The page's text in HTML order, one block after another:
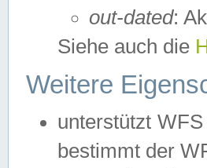
out-dated:
Siehe auch die
Weitere
unterstützt
bestimmt der